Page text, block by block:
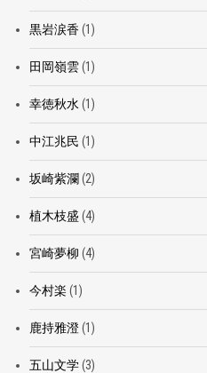
黒岩涙香(1)
田岡嶺雲(1)
幸徳秋水 (1)
中江兆民 (1)
坂崎紫瀾 (2)
植木枝盛 (4)
宮崎夢柳 (4)
今村楽 (1)
鹿持雅澄(1)
五山文学(3)